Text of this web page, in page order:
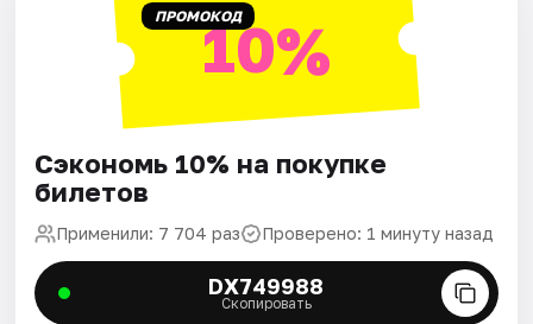
ПРОМОКОД10%
Сэкономь 10% на покупке
билетов
Применили: 7 704 раз Проверено: 1 минуту назад
DX749988
Скопировать